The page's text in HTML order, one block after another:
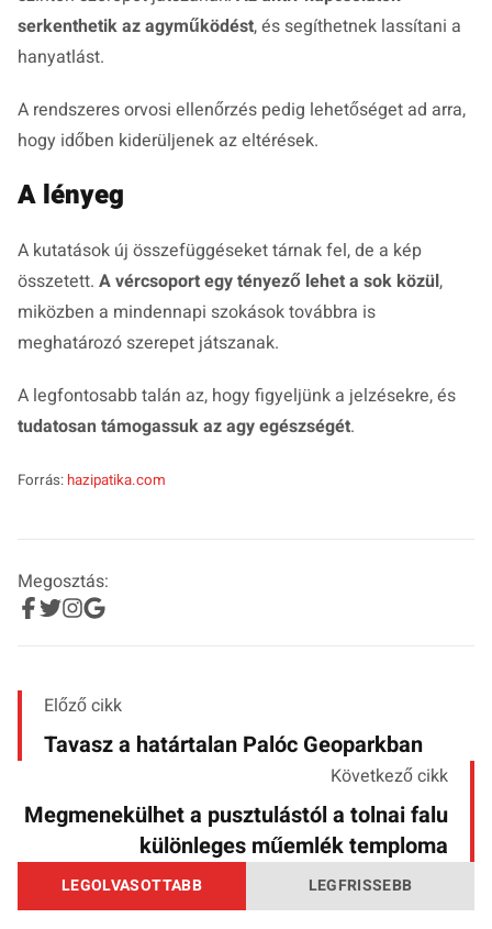
serkenthetik az agyműködést, és segíthetnek lassítani a
hanyatlást.
A rendszeres orvosi ellenőrzés pedig lehetőséget ad arra,
hogy időben kiderüljenek az eltérések.
A lényeg
A kutatások új összefüggéseket tárnak fel, de a kép
összetett. A vércsoport egy tényező lehet a sok közül,
miközben a mindennapi szokások továbbra is
meghatározó szerepet játszanak.
A legfontosabb talán az, hogy figyeljünk a jelzésekre, és
tudatosan támogassuk az agy egészségét.
Forrás: hazipatika.com
Megosztás:
Előző cikk
Tavasz a határtalan Palóc Geoparkban
Következő cikk
Megmenekülhet a pusztulástól a tolnai falu
különleges műemlék temploma
LEGOLVASOTTABB LEGFRISSEBB